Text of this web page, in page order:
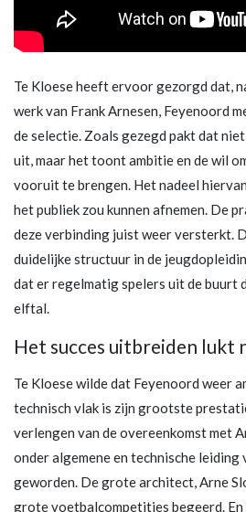
Te Kloese heeft ervoor gezorgd dat,
werk van Frank Arnesen, Feyenoord
de selectie. Zoals gezegd pakt dat
uit, maar het toont ambitie en de wil
vooruit te brengen. Het nadeel
het publiek zou kunnen afnemen. De
deze verbinding juist weer versterkt.
duidelijke structuur in de
dat er regelmatig spelers uit de buurt
elftal.
Het succes uitbreiden lukt
Te Kloese wilde dat Feyenoord weer
technisch vlak is zijn grootste
verlengen van de overeenkomst met
onder algemene en technische leiding
geworden. De grote architect, Arne
grote voetbalcompetities begeerd. En